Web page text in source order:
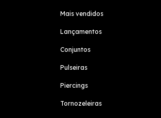
Mais vendidos
Lançamentos
Conjuntos
Pulseiras
Piercings
Tornozeleiras